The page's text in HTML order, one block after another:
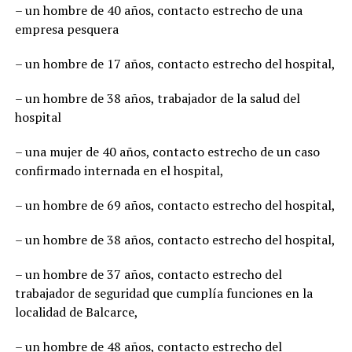
– un hombre de 40 años, contacto estrecho de una
empresa pesquera
– un hombre de 17 años, contacto estrecho del hospital,
– un hombre de 38 años, trabajador de la salud del
hospital
– una mujer de 40 años, contacto estrecho de un caso
confirmado internada en el hospital,
– un hombre de 69 años, contacto estrecho del hospital,
– un hombre de 38 años, contacto estrecho del hospital,
– un hombre de 37 años, contacto estrecho del
trabajador de seguridad que cumplía funciones en la
localidad de Balcarce,
– un hombre de 48 años, contacto estrecho del